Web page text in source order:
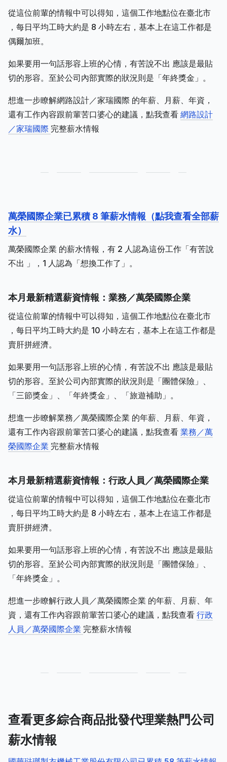
從這位前輩的情報中可以得知，這個工作地點位在臺北市
，每日平均工時大約是 8 小時左右，基本上在這工作都是
偶爾加班。
如果要用一句話形容上班的心情，有苦說不出 應該是最貼
切的形容。至於公司內部實際的狀況則是「年終獎金」。
想進一步瞭解網路設計／家瑞國際 的年薪、月薪、年資，
還有工作內容跟前輩苦口婆心的建議，點我查看 網路設計
／家瑞國際 完整薪水情報
萬榮國際企業已累積 8 筆薪水情報（點我查看全部薪
水）
萬榮國際企業 的薪水情報，有 2 人認為這份工作「有苦說
不出 」，1 人認為「想換工作了」。
本月最新精選薪資情報：業務／萬榮國際企業
從這位前輩的情報中可以得知，這個工作地點位在臺北市
，每日平均工時大約是 10 小時左右，基本上在這工作都是
賣肝拼經濟。
如果要用一句話形容上班的心情，有苦說不出 應該是最貼
切的形容。至於公司內部實際的狀況則是「團體保險」、
「三節獎金」、「年終獎金」、「旅遊補助」。
想進一步瞭解業務／萬榮國際企業 的年薪、月薪、年資，
還有工作內容跟前輩苦口婆心的建議，點我查看 業務／萬
榮國際企業 完整薪水情報
本月最新精選薪資情報：行政人員／萬榮國際企業
從這位前輩的情報中可以得知，這個工作地點位在臺北市
，每日平均工時大約是 8 小時左右，基本上在這工作都是
賣肝拼經濟。
如果要用一句話形容上班的心情，有苦說不出 應該是最貼
切的形容。至於公司內部實際的狀況則是「團體保險」、
「年終獎金」。
想進一步瞭解行政人員／萬榮國際企業 的年薪、月薪、年
資，還有工作內容跟前輩苦口婆心的建議，點我查看 行政
人員／萬榮國際企業 完整薪水情報
查看更多綜合商品批發代理業熱門公司
薪水情報